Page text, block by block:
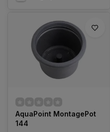
AquaPoint MontagePot
144